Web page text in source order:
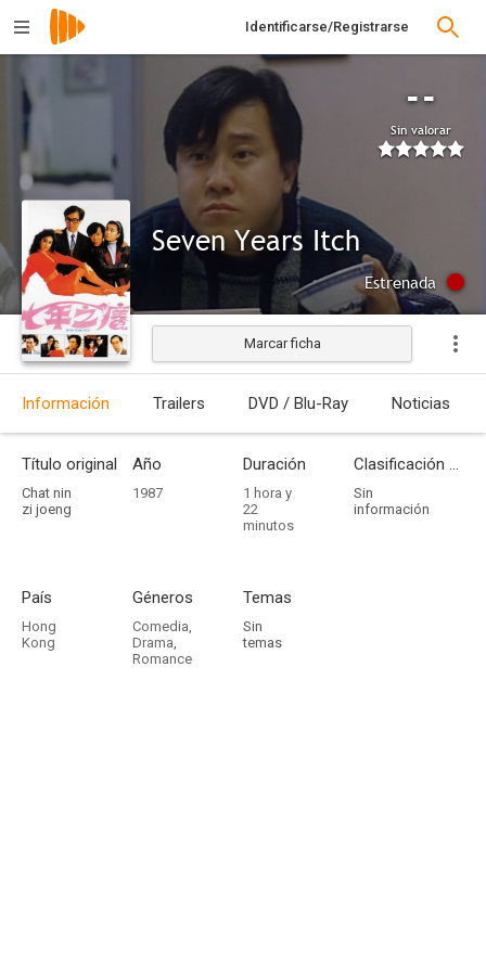
Identificarse/Registrarse
--
Sin valorar
Seven Years Itch
Estrenada
Marcar ficha
Información Trailers DVD / Blu-Ray Noticias
Título original
Chat nin
zi joeng
Año
1987
Duración
1 hora y
22
minutos
Clasificación por edades
Sin
información
País
Hong
Kong
Géneros
Comedia,
Drama,
Romance
Temas
Sin
temas